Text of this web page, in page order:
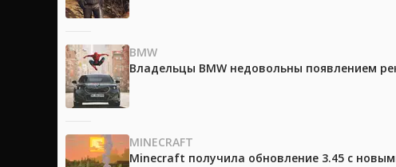
BMW
Владельцы BMW недовольны появлением
MINECRAFT
Minecraft получила обновление 3.45 с